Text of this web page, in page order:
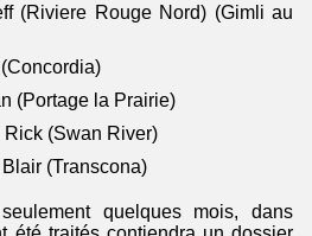
(Riviere Rouge Nord) (Gimli au
(Portage la Prairie)
(Swan River)
(Transcona)
quelques mois, dans